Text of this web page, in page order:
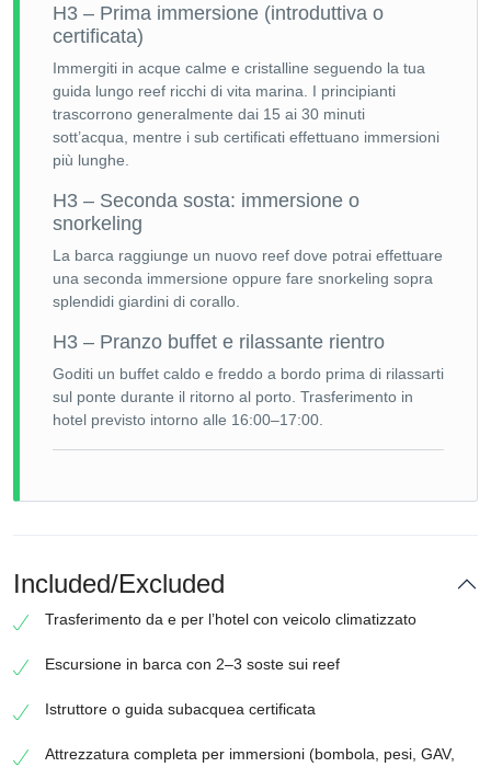
H3 – Prima immersione (introduttiva o
certificata)
Immergiti in acque calme e cristalline seguendo la tua
guida lungo reef ricchi di vita marina. I principianti
trascorrono generalmente dai 15 ai 30 minuti
sott’acqua, mentre i sub certificati effettuano immersioni
più lunghe.
H3 – Seconda sosta: immersione o
snorkeling
La barca raggiunge un nuovo reef dove potrai effettuare
una seconda immersione oppure fare snorkeling sopra
splendidi giardini di corallo.
H3 – Pranzo buffet e rilassante rientro
Goditi un buffet caldo e freddo a bordo prima di rilassarti
sul ponte durante il ritorno al porto. Trasferimento in
hotel previsto intorno alle 16:00–17:00.
Included/Excluded
Trasferimento da e per l’hotel con veicolo climatizzato
Escursione in barca con 2–3 soste sui reef
Istruttore o guida subacquea certificata
Attrezzatura completa per immersioni (bombola, pesi, GAV,